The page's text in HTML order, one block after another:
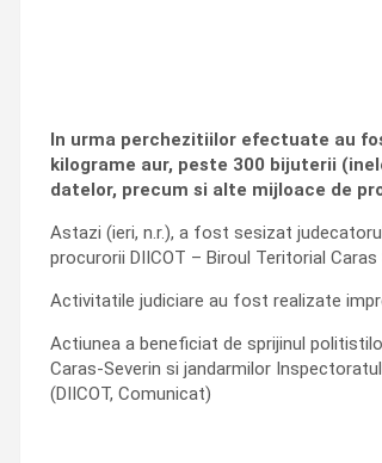
In urma perchezitiilor efectuate au
kilograme aur, peste 300 bijuterii
datelor, precum si alte mijloace de
Astazi (ieri, n.r.), a fost sesizat
procurorii DIICOT – Biroul Teritorial
Activitatile judiciare au fost realizate
Actiunea a beneficiat de sprijinul
Caras-Severin si jandarmilor
(DIICOT, Comunicat)